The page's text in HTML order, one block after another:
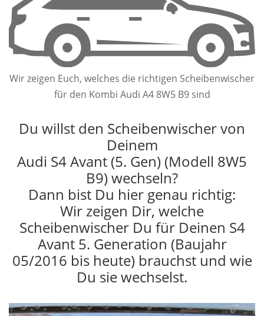
Wir zeigen Euch, welches die richtigen Scheibenwischer
für den Kombi Audi A4 8W5 B9 sind
Du willst den Scheibenwischer von
Deinem
Audi S4 Avant (5. Gen) (Modell 8W5
B9) wechseln?
Dann bist Du hier genau richtig:
Wir zeigen Dir, welche
Scheibenwischer Du für Deinen S4
Avant 5. Generation (Baujahr
05/2016 bis heute) brauchst und wie
Du sie wechselst.